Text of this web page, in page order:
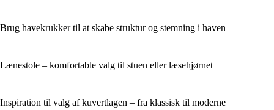
Brug havekrukker til at skabe struktur og stemning i haven
Lænestole – komfortable valg til stuen eller læsehjørnet
Inspiration til valg af kuvertlagen – fra klassisk til moderne